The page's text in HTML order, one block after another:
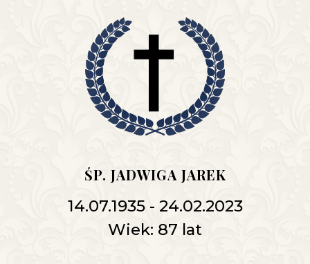
ŚP. JADWIGA JAREK
14.07.1935 - 24.02.2023
Wiek: 87 lat